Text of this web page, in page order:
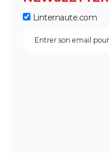
Linternaute.com